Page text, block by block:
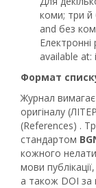
коми; три й
and без
available at:
Формат
Журнал
оригіналу
(References) .
стандартом
кожного
мови
а також DOI за